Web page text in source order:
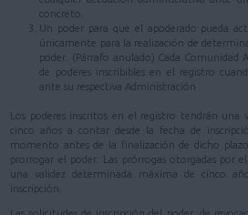
concreto.
Un poder para que el apoderado pueda
únicamente para la realización de
poder. (Párrafo anulado) Cada Comunidad
de poderes inscribibles en el registro
ante su respectiva Administración
Los poderes inscritos en el registro tendrán una
cinco años a contar desde la fecha de
momento antes de la finalización de dicho
prorrogar el poder. Las prórrogas otorgadas por
una validez determinada máxima de cinco
inscripción.